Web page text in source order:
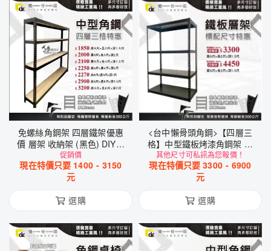
免螺絲角鋼架 四層鐵架優惠
價 層架 收納架 (黑色) DIY工
業風鋼架
促銷價
現在特價只要 1400 - 3150
元
選購
<台中懶骨頭角鋼>【四層三
格】中型鐵板烤漆角鋼架 工
業風 層架 收納架 (黑色/白色)
DIY 工業風
其他尺寸可私訊為您報價！
現在特價只要3300 - 6900
元
選購